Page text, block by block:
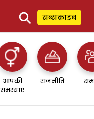
⚲ सब्सक्राइब
आपकी
समस्याएं
राजनीति